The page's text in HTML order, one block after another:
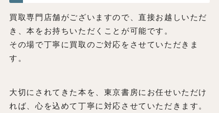
買取専門店舗がございますので、直接お越しいただ
き、本をお持ちいただくことが可能です。
その場で丁寧に買取のご対応をさせていただきま
す。
大切にされてきた本を、東京書房にお任せいただけ
れば、心を込めて丁寧に対応させていただきます。